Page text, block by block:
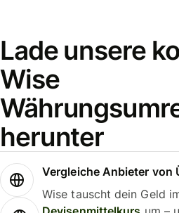
Lade unsere
Wise
herunter
Vergleiche Anbieter von
Wise tauscht dein Geld